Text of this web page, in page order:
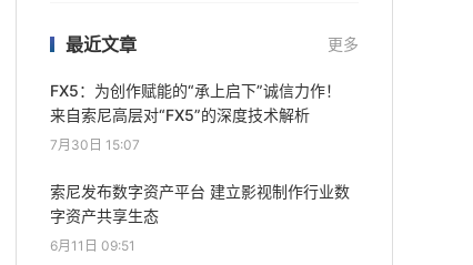
最近文章 更多
FX5：为创作赋能的“承上启下”诚信力作！
来自索尼高层对“FX5”的深度技术解析
7月30日 15:07
索尼发布数字资产平台 建立影视制作行业数
字资产共享生态
6月11日 09:51